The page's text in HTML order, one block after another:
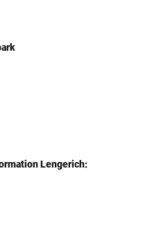
Lengerich: